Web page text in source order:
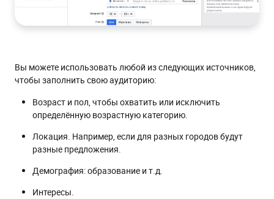
Вы можете использовать любой из следующих источников,
чтобы заполнить свою аудиторию:
Возраст и пол, чтобы охватить или исключить
определённую возрастную категорию.
Локация. Например, если для разных городов будут
разные предложения.
Демография: образование и т.д.
Интересы.